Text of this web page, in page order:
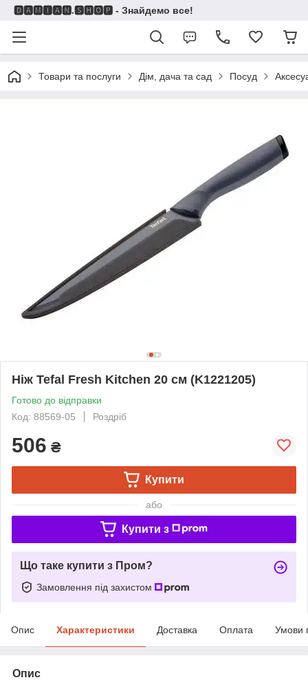
🅳🅰🅼🅸🅰🅽.🆂🅷🅾🅿 - Знайдемо все!
Товари та послуги Дім, дача та сад Посуд
Ніж Tefal Fresh Kitchen 20 см (K1221205)
Готово до відправки
Код: 88569-05
Роздріб
506 ₴
Купити
або
Купити з
Що таке купити з Пром?
Замовлення під захистом
Опис Характеристики Доставка Оплата Умови
Опис